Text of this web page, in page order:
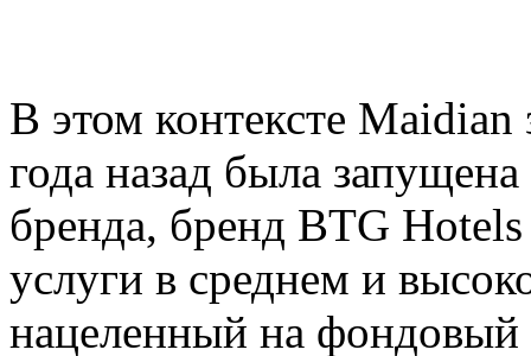
В этом контексте Maidian
года назад была
бренда, бренд BTG
услуги в среднем и
нацеленный на фондовый